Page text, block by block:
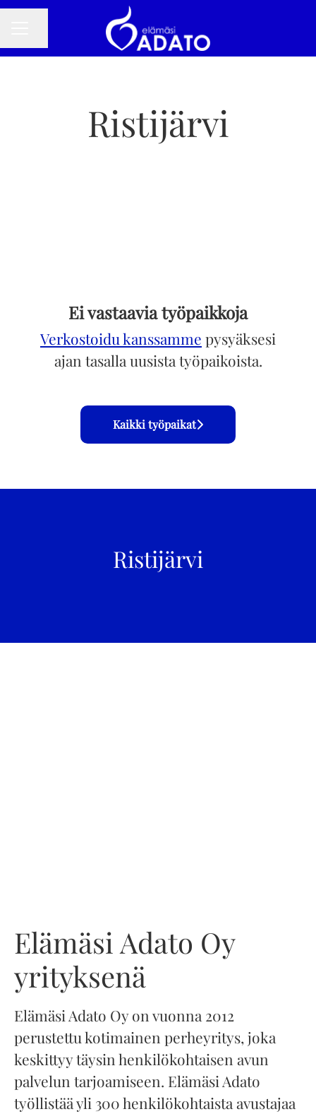
Ristijärvi
Ei vastaavia työpaikkoja
Verkostoidu kanssamme pysyäksesi
ajan tasalla uusista työpaikoista.
Kaikki työpaikat
Ristijärvi
Elämäsi Adato Oy
yrityksenä
Elämäsi Adato Oy on vuonna 2012
perustettu kotimainen perheyritys, joka
keskittyy täysin henkilökohtaisen avun
palvelun tarjoamiseen. Elämäsi Adato
työllistää yli 300 henkilökohtaista avustajaa